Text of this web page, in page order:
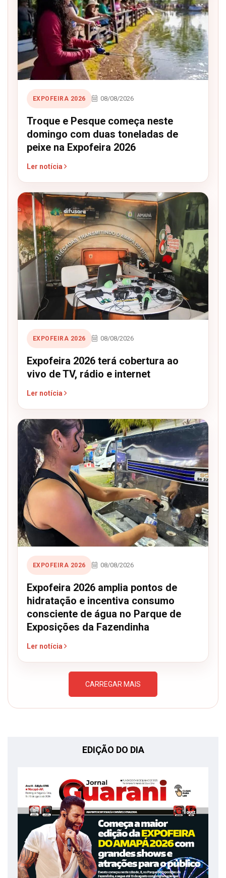
EXPOFEIRA 2026 08/08/2026
Troque e Pesque começa neste
domingo com duas toneladas de
peixe na Expofeira 2026
Ler notícia
EXPOFEIRA 2026 08/08/2026
Expofeira 2026 terá cobertura ao
vivo de TV, rádio e internet
Ler notícia
EXPOFEIRA 2026 08/08/2026
Expofeira 2026 amplia pontos de
hidratação e incentiva consumo
consciente de água no Parque de
Exposições da Fazendinha
Ler notícia
CARREGAR MAIS
EDIÇÃO DO DIA